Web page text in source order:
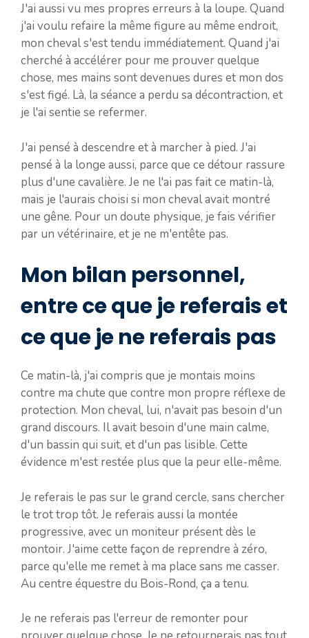
J'ai aussi vu mes propres erreurs à la loupe. Quand
j'ai voulu refaire la même figure au même endroit,
mon cheval s'est tendu immédiatement. Quand j'ai
cherché à accélérer pour me prouver quelque
chose, mes mains sont devenues dures et mon dos
s'est figé. Là, la séance a perdu sa décontraction, et
je l'ai sentie se refermer.
J'ai pensé à descendre et à marcher à pied. J'ai
pensé à la longe aussi, parce que ce détour rassure
plus d'une cavalière. Je ne l'ai pas fait ce matin-là,
mais je l'aurais choisi si mon cheval avait montré
une gêne. Pour un doute physique, je fais vérifier
par un vétérinaire, et je ne m'entête pas.
Mon bilan personnel,
entre ce que je referais et
ce que je ne referais pas
Ce matin-là, j'ai compris que je montais moins
contre ma chute que contre mon propre réflexe de
protection. Mon cheval, lui, n'avait pas besoin d'un
grand discours. Il avait besoin d'une main calme,
d'un bassin qui suit, et d'un pas lisible. Cette
évidence m'est restée plus que la peur elle-même.
Je referais le pas sur le grand cercle, sans chercher
le trot trop tôt. Je referais aussi la montée
progressive, avec un moniteur présent dès le
montoir. J'aime cette façon de reprendre à zéro,
parce qu'elle me remet à ma place sans me casser.
Au centre équestre du Bois-Rond, ça a tenu.
Je ne referais pas l'erreur de remonter pour